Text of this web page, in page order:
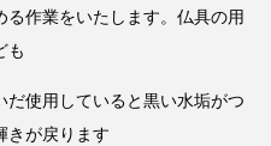
作業をいたします。仏具の用
も
使用していると黒い水垢がつ
きが戻ります